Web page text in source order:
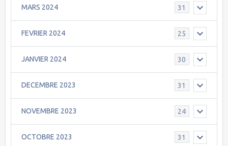
MARS 2024 31
FEVRIER 2024 25
JANVIER 2024 30
DECEMBRE 2023 31
NOVEMBRE 2023 24
OCTOBRE 2023 31